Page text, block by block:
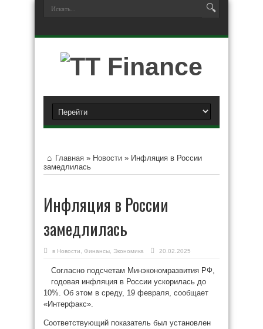
Главная » Новости » Инфляция в России
замедлилась
Инфляция в России
замедлилась
в Новости Финансы Экономика 20.02.2025
Согласно подсчетам Минэкономразвития РФ,
годовая инфляция в России ускорилась до
10%. Об этом в среду, 19 февраля, сообщает
«Интерфакс».
Соответствующий показатель был установлен